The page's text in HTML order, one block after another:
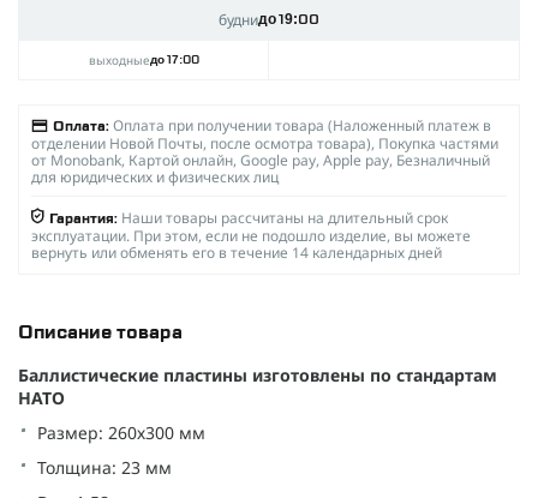
буднидо 19:00
выходныедо 17:00
Оплата: Оплата при получении товара (Наложенный платеж в
отделении Новой Почты, после осмотра товара), Покупка частями
от Monobank, Картой онлайн, Google pay, Apple pay, Безналичный
для юридических и физических лиц
Гарантия: Наши товары рассчитаны на длительный срок
эксплуатации. При этом, если не подошло изделие, вы можете
вернуть или обменять его в течение 14 календарных дней
Описание товара
Баллистические пластины изготовлены по стандартам
НАТО
Размер: 260х300 мм
Толщина: 23 мм